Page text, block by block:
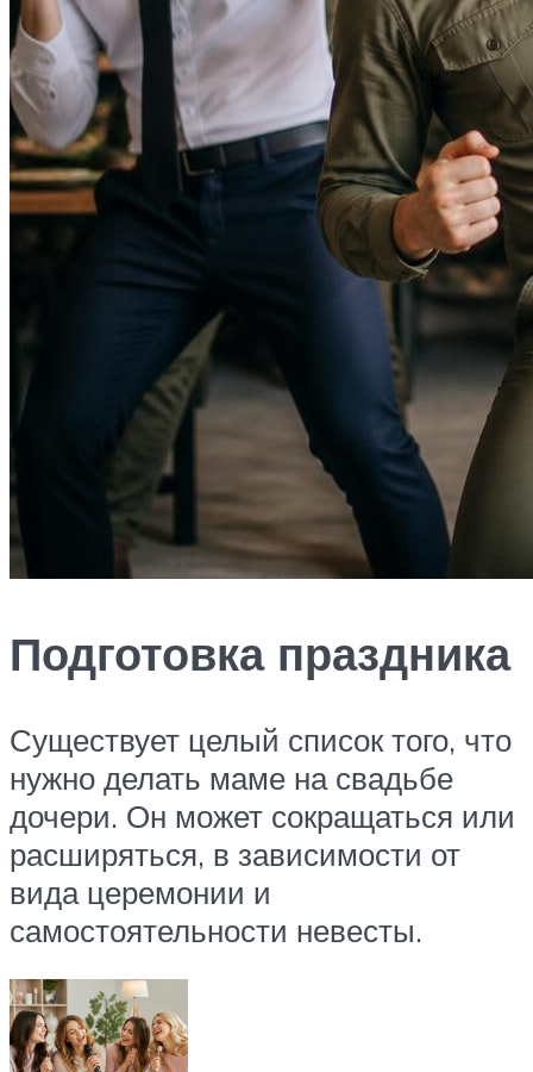
Подготовка праздника
Существует целый список того, что
нужно делать маме на свадьбе
дочери. Он может сокращаться или
расширяться, в зависимости от
вида церемонии и
самостоятельности невесты.